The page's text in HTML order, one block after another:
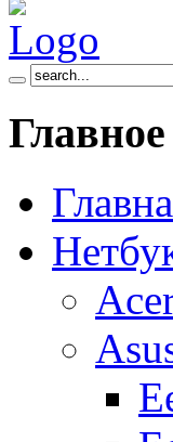
Главное